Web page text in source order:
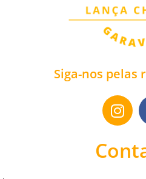
Siga-nos pelas